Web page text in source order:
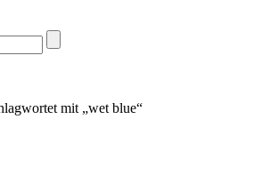
mit „wet blue“